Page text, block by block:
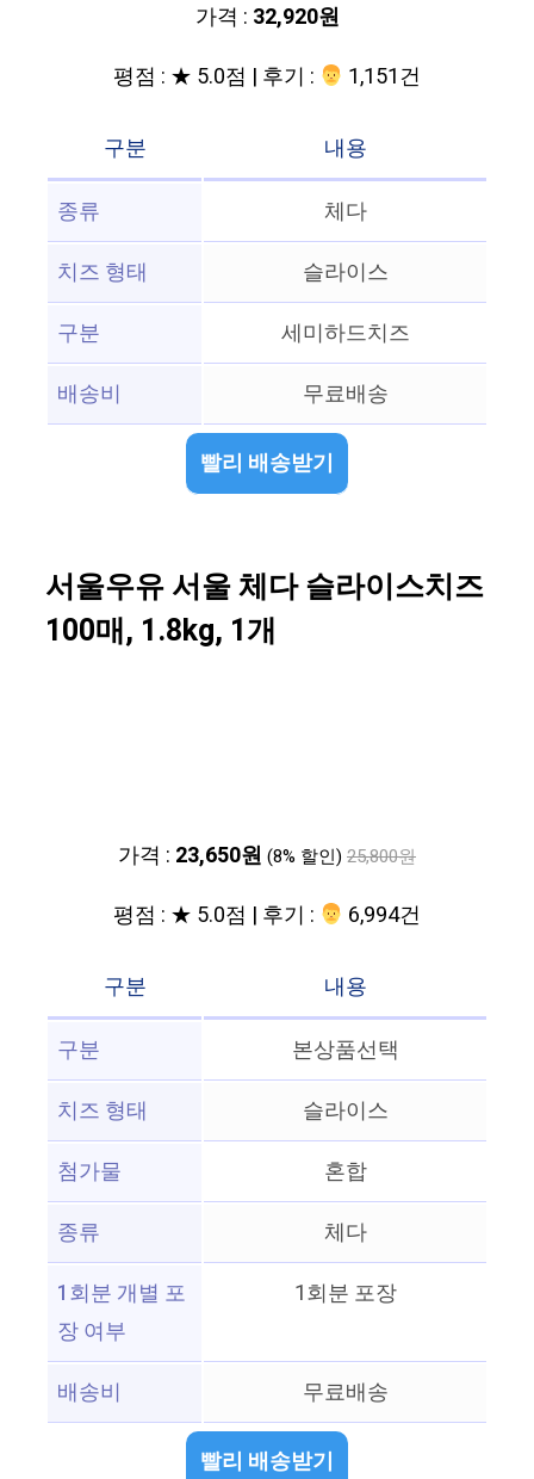
가격 : 32,920원
평점 : ★ 5.0점 | 후기 :
‍‍ 1,151건
구분
내용
종류
체다
치즈 형태
슬라이스
구분
세미하드치즈
배송비
무료배송
빨리 배송받기
서울우유 서울 체다 슬라이스치즈
100매, 1.8kg, 1개
가격 : 23,650원 (8% 할인) 25,800원
평점 : ★ 5.0점 | 후기 : ‍‍ 6,994건
구분
내용
구분
본상품선택
치즈 형태
슬라이스
첨가물
혼합
종류
체다
1회분 개별 포
장 여부
1회분 포장
배송비 무료배송
빨리 배송받기